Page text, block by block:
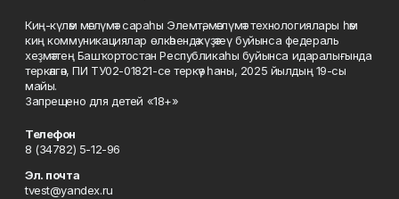
Киң-күләм мәғлүмәт сараһы Элемтә, мәғлүмәт технологиялары һәм
киң коммуникациялар өлкәһендә күҙәтеү буйынса федераль
хеҙмәттең Башҡортостан Республикаһы буйынса идаралығында
теркәлгән, ПИ ТУ02-01821-се теркәү һаны, 2025 йылдың 19-сы
майы.
Запрещено для детей «18+»
Телефон
8 (34782) 5-12-96
Эл. почта
tvest@yandex.ru